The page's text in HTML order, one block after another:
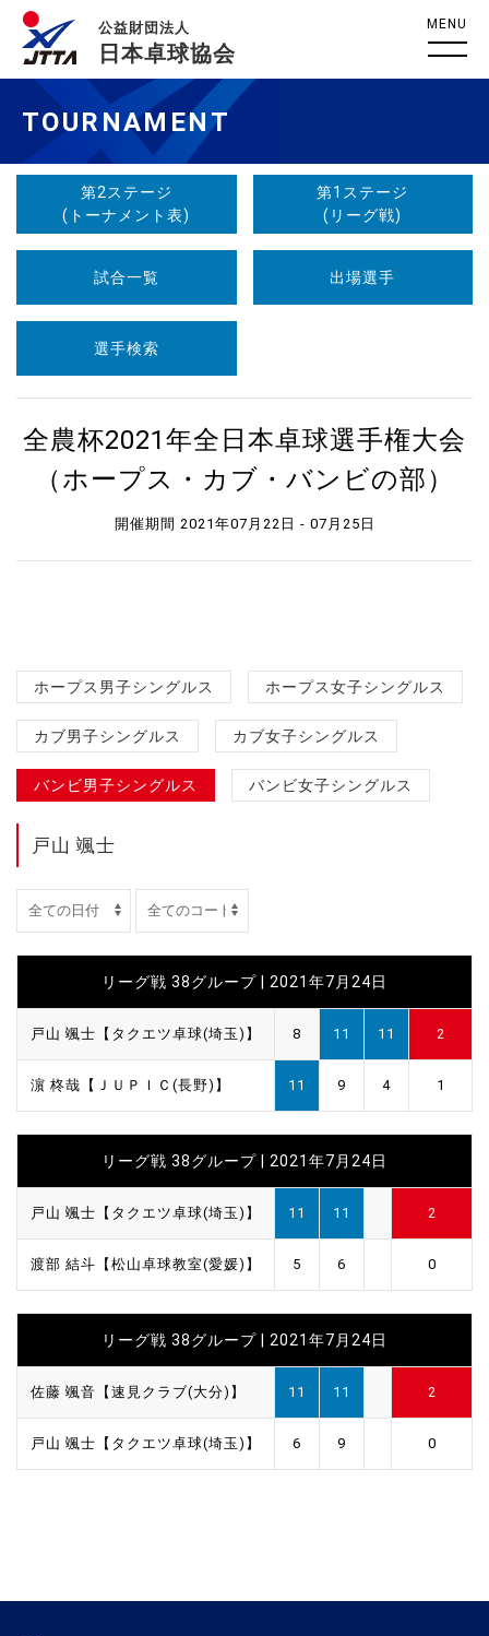
公益財団法人
日本卓球協会
MENU
TOURNAMENT
第2ステージ
(トーナメント表)
第1ステージ
(リーグ戦)
試合一覧 出場選手
選手検索
全農杯2021年全日本卓球選手権大会
（ホープス・カブ・バンビの部）
開催期間 2021年07月22日 - 07月25日
ホープス男子シングルス ホープス女子シングルス
カブ男子シングルス カブ女子シングルス
バンビ男子シングルス バンビ女子シングルス
戸山 颯士
リーグ戦 38グループ | 2021年7月24日
戸山 颯士【タクエツ卓球(埼玉)】 8 11 11 2
濵 柊哉【ＪＵＰＩＣ(長野)】 11 9 4 1
リーグ戦 38グループ | 2021年7月24日
戸山 颯士【タクエツ卓球(埼玉)】 11 11 2
渡部 結斗【松山卓球教室(愛媛)】 5 6 0
リーグ戦 38グループ | 2021年7月24日
佐藤 颯音【速見クラブ(大分)】 11 11 2
戸山 颯士【タクエツ卓球(埼玉)】 6 9 0